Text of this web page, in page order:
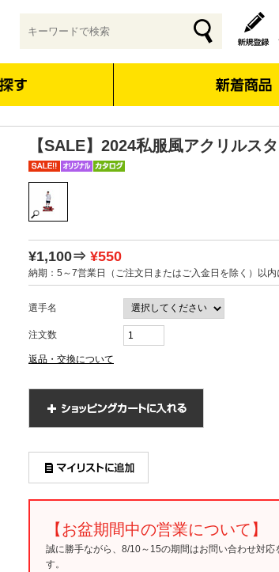
【SALE】2024私服風アクリルス
¥1,100⇒ ¥550
納期：5～7営業日（ご注文日またはご入金日を除く）以内
選手名
注文数
返品・交換について
【お盆期間中の営業について】
誠に勝手ながら、8/10～15の期間はお問い合わせ対応
す。